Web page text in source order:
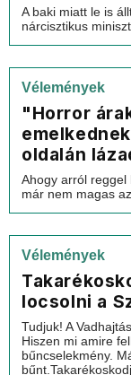
A baki miatt le is
nárcisztikus
Vélemények
"Horror
oldalán
Ahogy arról reggel
már nem magas
Vélemények
locsolni a
Tudjuk! A
Hiszen mi amire
bűncselekmény.